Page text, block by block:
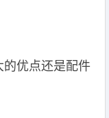
的优点还是配件